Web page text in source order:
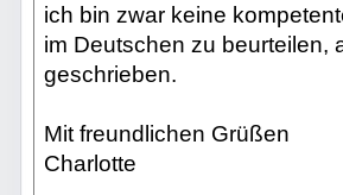
ich bin zwar keine
im Deutschen zu beurteilen,
geschrieben.
Mit freundlichen Grüßen
Charlotte